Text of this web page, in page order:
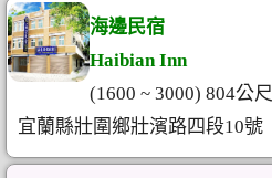
海邊民宿
Haibian Inn
(1600 ~ 3000) 804公尺
宜蘭縣壯圍鄉壯濱路四段10號